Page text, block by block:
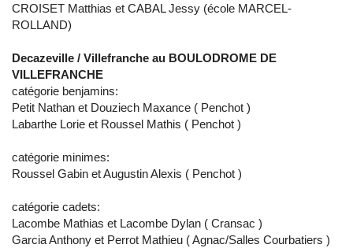
CROISET Matthias et CABAL Jessy (école MARCEL-
ROLLAND)
Decazeville / Villefranche au BOULODROME DE
VILLEFRANCHE
catégorie benjamins:
Petit Nathan et Douziech Maxance ( Penchot )
Labarthe Lorie et Roussel Mathis ( Penchot )
catégorie minimes:
Roussel Gabin et Augustin Alexis ( Penchot )
catégorie cadets:
Lacombe Mathias et Lacombe Dylan ( Cransac )
Garcia Anthony et Perrot Mathieu ( Agnac/Salles Courbatiers )